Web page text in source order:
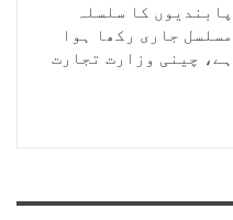
پابندیوں کا سلسلہ
مسلسل جاری رکھا ہوا
ہے، چینی وزارت تجارت